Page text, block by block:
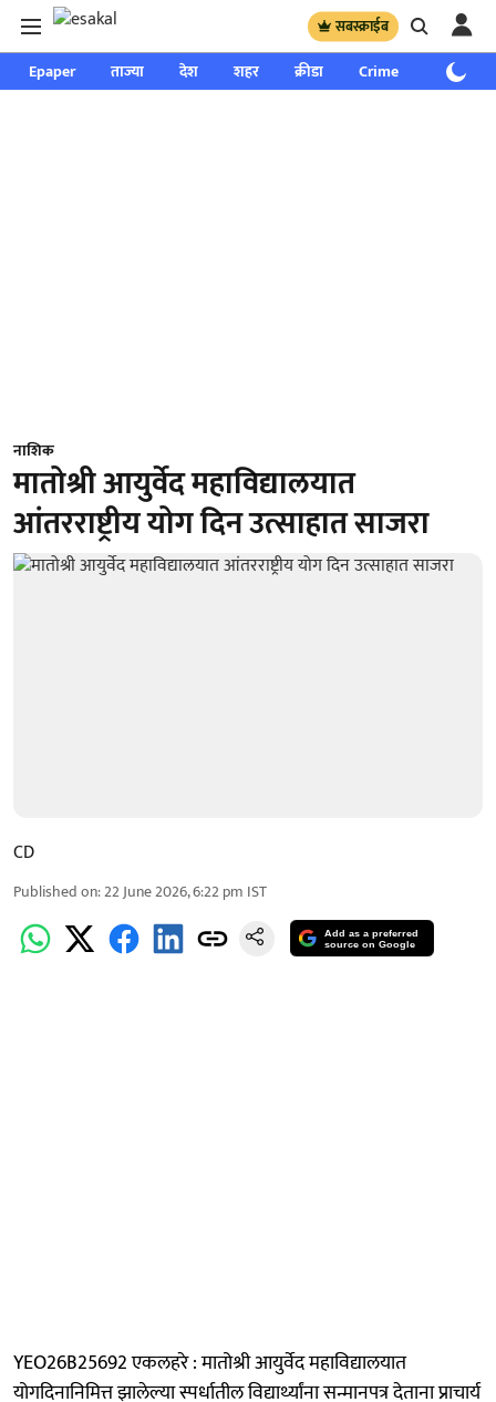
सबस्क्राईब
Epaper ताज्या देश शहर क्रीडा Crime साप्ताहिक
नाशिक
मातोश्री आयुर्वेद महाविद्यालयात
आंतरराष्ट्रीय योग दिन उत्साहात साजरा
CD
Published on:22 June 2026, 6:22 pm IST
Add as a preferred
source on Google
YEO26B25692 एकलहरे : मातोश्री आयुर्वेद महाविद्यालयात
योगदिनानिमित्त झालेल्या स्पर्धातील विद्यार्थ्यांना सन्मानपत्र देताना प्राचार्य